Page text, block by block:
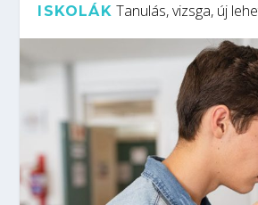
ISKOLÁK Tanulás, vizsga, új